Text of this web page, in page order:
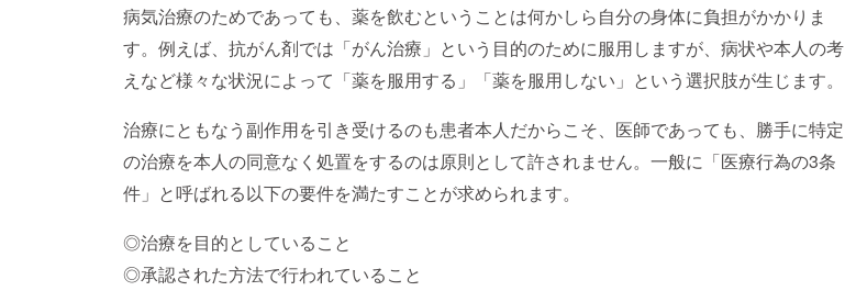
病気治療のためであっても、薬を飲むということは何かしら自分の身体に負担がかかりま
す。例えば、抗がん剤では「がん治療」という目的のために服用しますが、病状や本人の考
えなど様々な状況によって「薬を服用する」「薬を服用しない」という選択肢が生じます。
治療にともなう副作用を引き受けるのも患者本人だからこそ、医師であっても、勝手に特定
の治療を本人の同意なく処置をするのは原則として許されません。一般に「医療行為の3条
件」と呼ばれる以下の要件を満たすことが求められます。
◎治療を目的としていること
◎承認された方法で行われていること